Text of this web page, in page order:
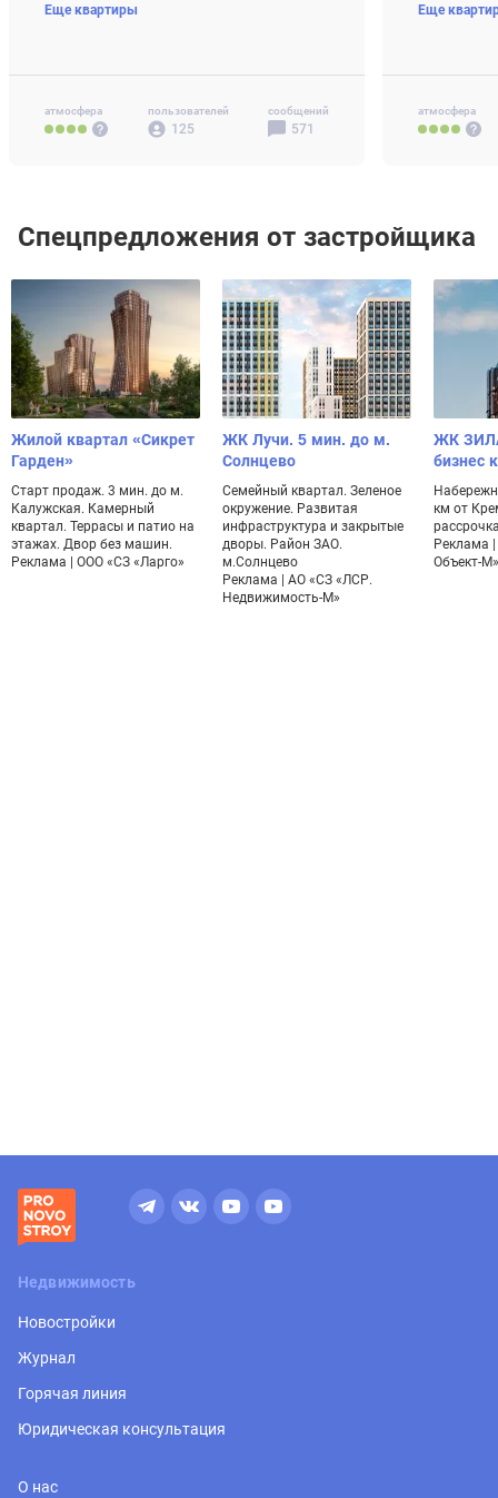
4-комн+ 97 м2
Еще квартиры
атмосфера пользователей
125
сообщений
571
3-комн 58-
Своб. план.
Еще
атмосфера
Спецпредложения от застройщика
Жилой квартал «Сикрет
Гарден»
Старт продаж. 3 мин. до м.
Калужская. Камерный
квартал. Террасы и патио на
этажах. Двор без машин.
Реклама | ООО «СЗ «Ларго»
ЖК Лучи. 5 мин. до м.
Солнцево
Семейный квартал. Зеленое
окружение. Развитая
инфраструктура и закрытые
дворы. Район ЗАО.
м.Солнцево
Реклама | АО «СЗ «ЛСР.
Недвижимость-М»
ЖК
бизнес
км от
Реклама
Объект-М»
Недвижимость
Новостройки
Журнал
Горячая линия
Юридическая консультация
О нас